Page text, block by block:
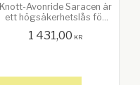
Knott-Avonride Saracen är
ett högsäkerhetslås för
plingar.
1 431,00 KR